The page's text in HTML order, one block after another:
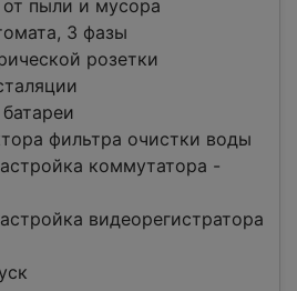
пыли и мусора
3 фазы
розетки
фильтра очистки воды
коммутатора -
видеорегистратора